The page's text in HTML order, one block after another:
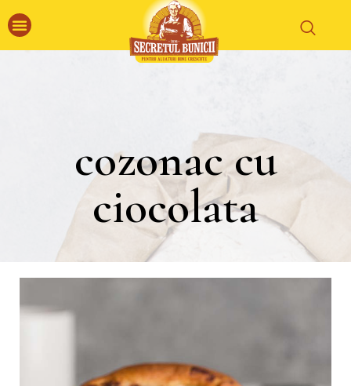
cozonac cu
ciocolata